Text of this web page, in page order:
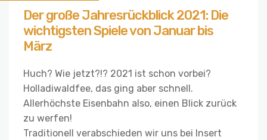
Der große Jahresrückblick 2021: Die
wichtigsten Spiele von Januar bis
März
Huch? Wie jetzt?!? 2021 ist schon vorbei?
Holladiwaldfee, das ging aber schnell.
Allerhöchste Eisenbahn also, einen Blick zurück
zu werfen!
Traditionell verabschieden wir uns bei Insert